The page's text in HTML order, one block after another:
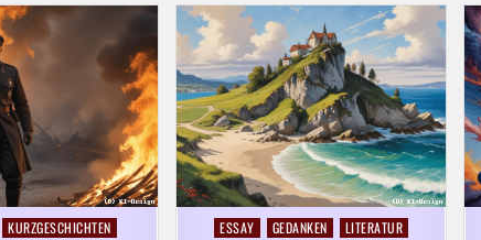
KURZGESCHICHTEN
Posted
ESSAY GEDANKEN LITERATUR